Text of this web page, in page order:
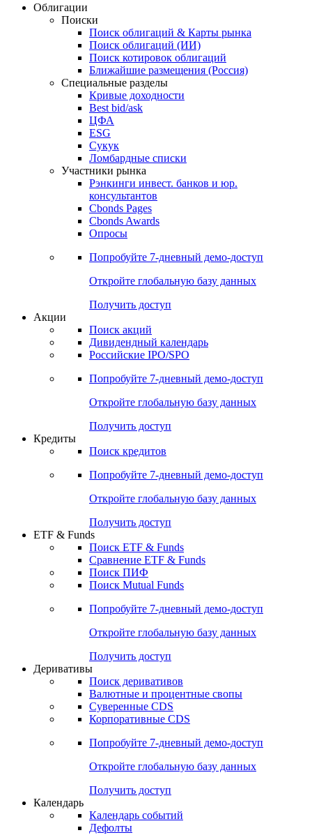
Облигации
Поиски
Поиск облигаций & Карты рынка
Поиск облигаций (ИИ)
Поиск котировок облигаций
Ближайшие размещения (Россия)
Специальные разделы
Кривые доходности
Best bid/ask
ЦФА
ESG
Сукук
Ломбардные списки
Участники рынка
Рэнкинги инвест. банков и юр.
консультантов
Cbonds Pages
Cbonds Awards
Опросы
Попробуйте 7-дневный демо-доступ
Откройте глобальную базу данных
Получить доступ
Акции
Поиск акций
Дивидендный календарь
Российские IPO/SPO
Попробуйте 7-дневный демо-доступ
Откройте глобальную базу данных
Получить доступ
Кредиты
Поиск кредитов
Попробуйте 7-дневный демо-доступ
Откройте глобальную базу данных
Получить доступ
ETF & Funds
Поиск ETF & Funds
Сравнение ETF & Funds
Поиск ПИФ
Поиск Mutual Funds
Попробуйте 7-дневный демо-доступ
Откройте глобальную базу данных
Получить доступ
Деривативы
Поиск деривативов
Валютные и процентные свопы
Суверенные CDS
Корпоративные CDS
Попробуйте 7-дневный демо-доступ
Откройте глобальную базу данных
Получить доступ
Календарь
Календарь событий
Дефолты